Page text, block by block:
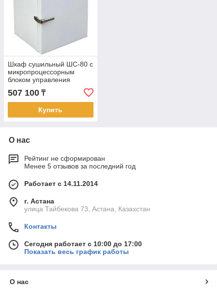
Шкаф сушильный ШС-80 с
микропроцессорным
блоком управления
507 100 ₸
Купить
О нас
Рейтинг не сформирован
Менее 5 отзывов за последний год
Работает с 14.11.2014
г. Астана
улица Тайбекова 73, Астана, Казахстан
Контакты
Сегодня работает с 10:00 до 17:00
Показать весь график работы
О нас